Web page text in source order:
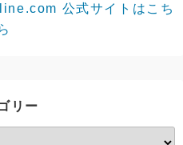
公式サイトはこち
リー